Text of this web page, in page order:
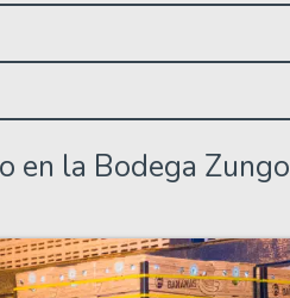
en la Bodega Zungo